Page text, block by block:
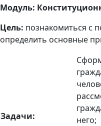
Модуль:
Цель: познакомиться с
определить основные
Задачи:
него;